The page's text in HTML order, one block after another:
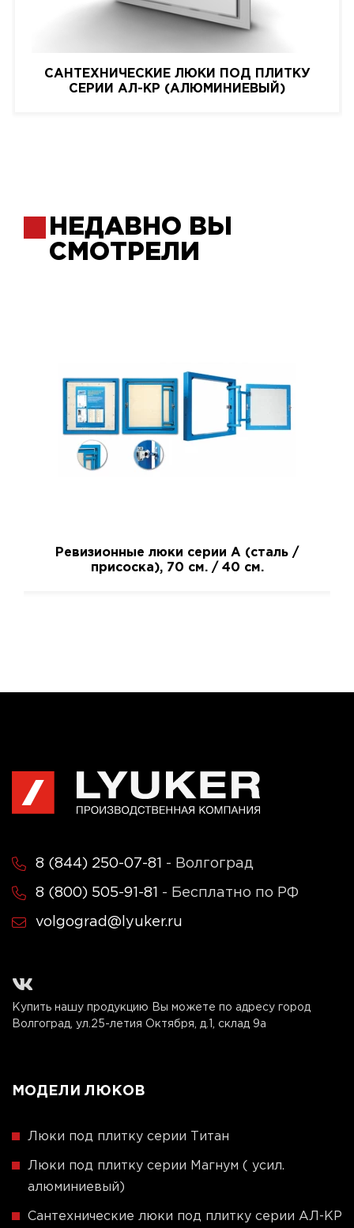
САНТЕХНИЧЕСКИЕ ЛЮКИ ПОД ПЛИТКУ
СЕРИИ АЛ-КР (АЛЮМИНИЕВЫЙ)
НЕДАВНО ВЫ
СМОТРЕЛИ
Ревизионные люки серии A (сталь /
присоска), 70 см. / 40 см.
8 (844) 250-07-81 - Волгоград
8 (800) 505-91-81 - Бесплатно по РФ
volgograd@lyuker.ru
Купить нашу продукцию Вы можете по адресу город
Волгоград, ул.25-летия Октября, д.1, склад 9а
МОДЕЛИ ЛЮКОВ
Люки под плитку серии Титан
Люки под плитку серии Магнум ( усил.
алюминиевый)
Сантехнические люки под плитку серии АЛ-КР